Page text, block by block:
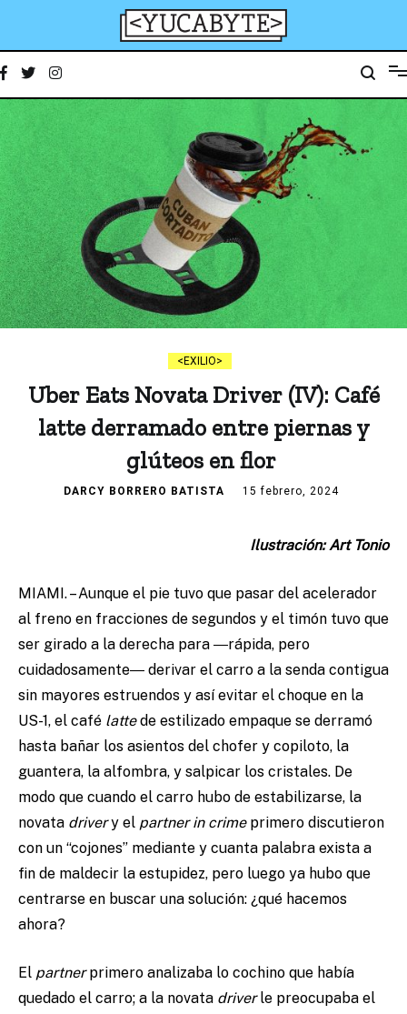
YucaByte
EXILIO
Uber Eats Novata Driver (IV): Café
latte derramado entre piernas y
glúteos en flor
DARCY BORRERO BATISTA 15 febrero, 2024
Ilustración: Art Tonio
MIAMI. – Aunque el pie tuvo que pasar del acelerador
al freno en fracciones de segundos y el timón tuvo que
ser girado a la derecha para ―rápida, pero
cuidadosamente― derivar el carro a la senda contigua
sin mayores estruendos y así evitar el choque en la
US-1, el café lattede estilizado empaque se derramó
hasta bañar los asientos del chofer y copiloto, la
guantera, la alfombra, y salpicar los cristales. De
modo que cuando el carro hubo de estabilizarse, la
novata drivery el partner in crimeprimero discutieron
con un “cojones” mediante y cuanta palabra exista a
fin de maldecir la estupidez, pero luego ya hubo que
centrarse en buscar una solución: ¿qué hacemos
ahora?
El partnerprimero analizaba lo cochino que había
quedado el carro; a la novata driverle preocupaba el